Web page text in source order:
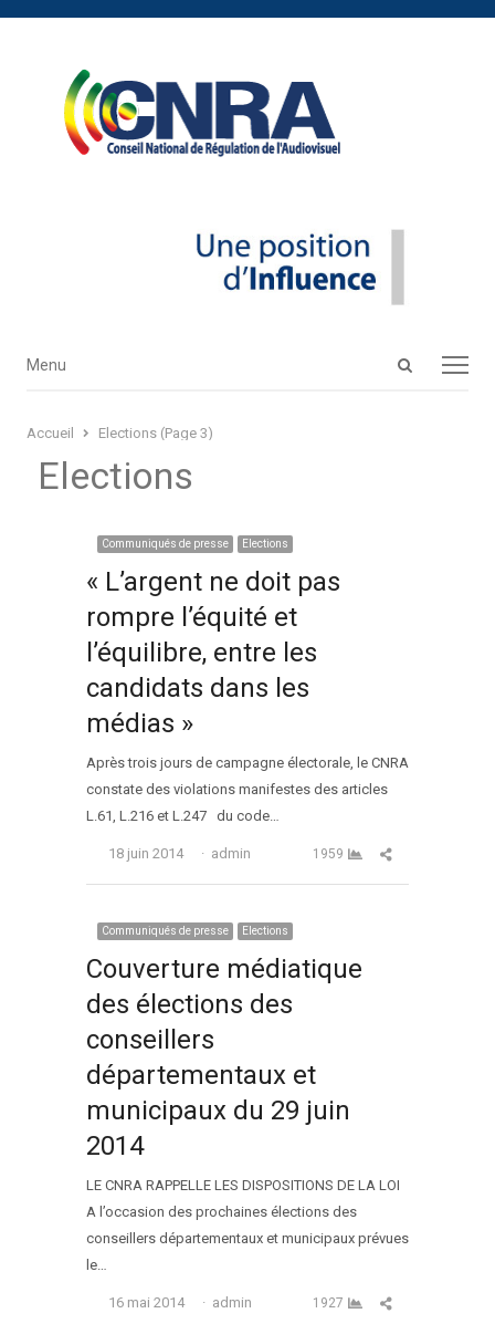
Open
Menu
Menu
Accueil Elections (Page 3)
Elections
Communiqués de presse Elections
« L’argent ne doit pas
rompre l’équité et
l’équilibre, entre les
candidats dans les
médias »
Après trois jours de campagne électorale, le CNRA
constate des violations manifestes des articles
L.61, L.216 et L.247 du code…
18 juin 2014 Auteur
admin 1959 Partager cet
Communiqués de presse Elections
Couverture médiatique
des élections des
conseillers
départementaux et
municipaux du 29 juin
2014
LE CNRA RAPPELLE LES DISPOSITIONS DE LA LOI
A l’occasion des prochaines élections des
conseillers départementaux et municipaux prévues
le…
16 mai 2014 Auteur
admin 1927 Partager cet